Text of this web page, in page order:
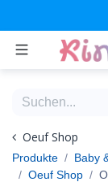
Oeuf Shop
Produkte
Baby
Oeuf Shop